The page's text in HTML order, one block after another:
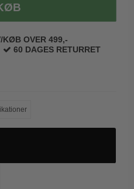
KØB OVER 499,-
60 DAGES RETURRET